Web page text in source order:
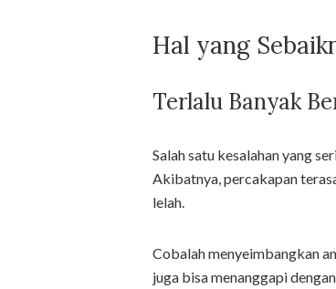
Hal yang
Terlalu Banyak
Salah satu kesalahan yang
Akibatnya, percakapan
lelah.
Cobalah menyeimbangkan
juga bisa menanggapi